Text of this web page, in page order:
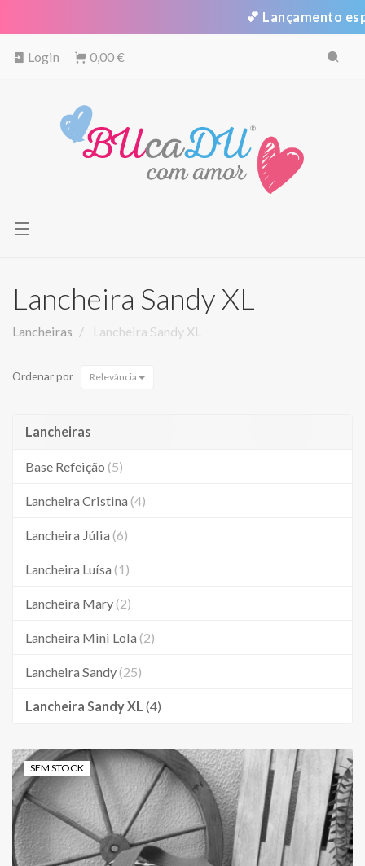
💕 Lançamento
Login 0,00 €
Toggle
Lancheira Sandy XL
Lancheiras Lancheira Sandy XL
Ordenar por Relevância
Lancheiras
Base Refeição (5)
Lancheira Cristina (4)
Lancheira Júlia (6)
Lancheira Luísa (1)
Lancheira Mary (2)
Lancheira Mini Lola (2)
Lancheira Sandy (25)
Lancheira Sandy XL (4)
SEM STOCK